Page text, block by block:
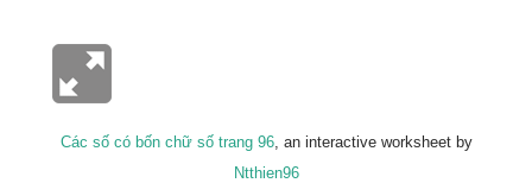
Các số có bốn chữ số trang 96, an interactive worksheet by
Ntthien96